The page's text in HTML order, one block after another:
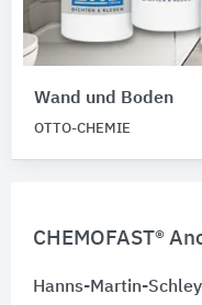
CHEMOFAST®
Hanns-Martin-
Wand und Boden
OTTO-CHEMIE